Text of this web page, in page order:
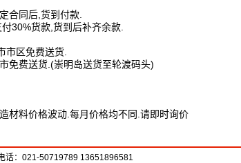
合同后,货到付款.
30%货款,货到后补齐余款.
市区免费送货.
免费送货.(崇明岛送货至轮渡码头)
材料价格波动.每月价格均不同.请即时询价
话：021-50719789 13651896581